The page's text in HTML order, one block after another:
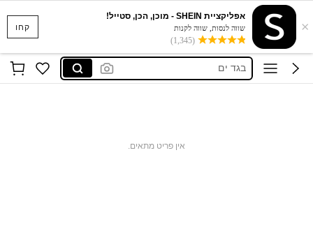
קחו ×
אפליקציית SHEIN - מוכן, הכן, סטייל!
שווה לנסות, שווה לקנות
(1,345)
סקוישים
anewsta שמלות
בגד ים
אין פריט מתאים.